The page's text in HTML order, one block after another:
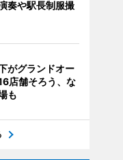
奏や駅長制服撮
がグランドオー
店舗そろう、な
も